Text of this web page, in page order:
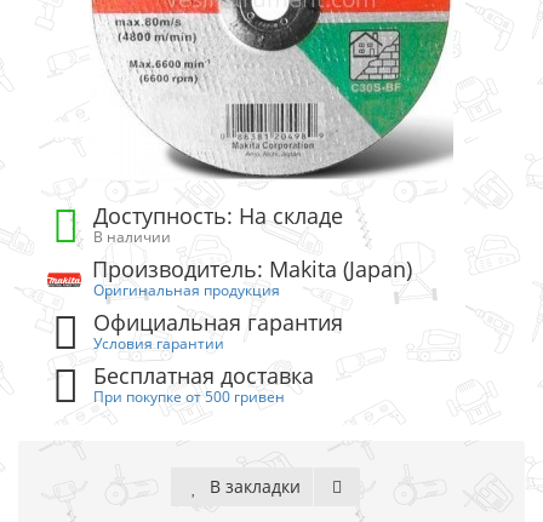
Доступность: На складе
В наличии
Производитель: Makita (Japan)
Оригинальная продукция
Официальная гарантия
Условия гарантии
Бесплатная доставка
При покупке от 500 гривен
В закладки